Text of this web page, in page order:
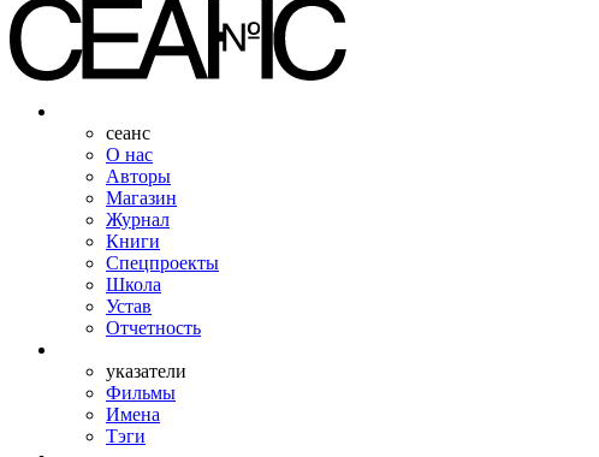
сеанс
О нас
Авторы
Магазин
Журнал
Книги
Спецпроекты
Школа
Устав
Отчетность
указатели
Фильмы
Имена
Тэги